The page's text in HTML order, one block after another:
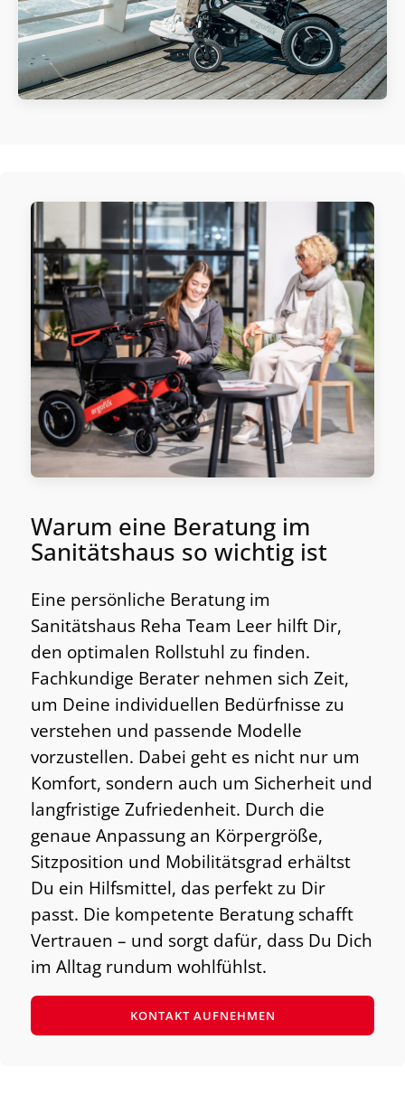
Warum eine Beratung im
Sanitätshaus so wichtig ist
Eine persönliche Beratung im
Sanitätshaus Reha Team Leer hilft Dir,
den optimalen Rollstuhl zu finden.
Fachkundige Berater nehmen sich Zeit,
um Deine individuellen Bedürfnisse zu
verstehen und passende Modelle
vorzustellen. Dabei geht es nicht nur um
Komfort, sondern auch um Sicherheit und
langfristige Zufriedenheit. Durch die
genaue Anpassung an Körpergröße,
Sitzposition und Mobilitätsgrad erhältst
Du ein Hilfsmittel, das perfekt zu Dir
passt. Die kompetente Beratung schafft
Vertrauen – und sorgt dafür, dass Du Dich
im Alltag rundum wohlfühlst.
KONTAKT AUFNEHMEN